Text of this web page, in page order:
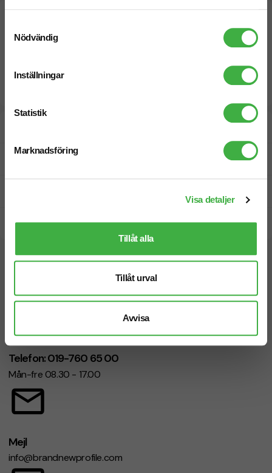
Nödvändig
Inställningar
Statistik
Marknadsföring
Visa detaljer
Tillåt alla
Tillåt urval
Avvisa
Snabb leverans
Vi hjälper dig gärna!
Telefon: 019-760 65 00
Mån-fre 08.30 - 17.00
Mejl
info@brandnewprofile.com